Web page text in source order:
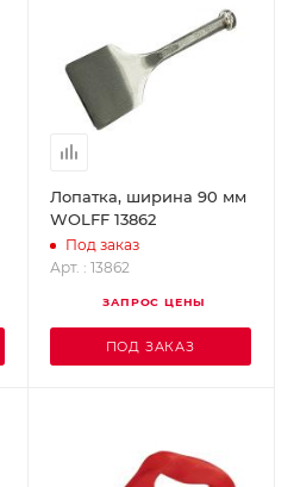
Лопатка, ширина 90 мм
WOLFF 13862
Под заказ
Арт. : 13862
ЗАПРОС ЦЕНЫ
ПОД ЗАКАЗ